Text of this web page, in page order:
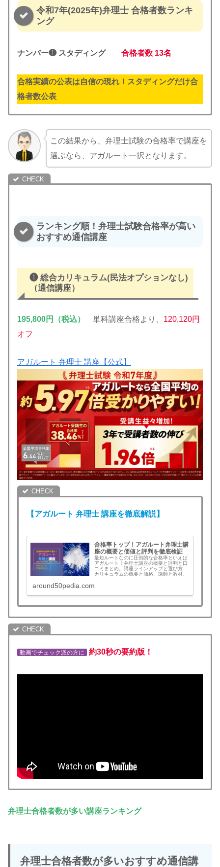
令和7年(2025年)弁理士 合格者数ランキ
ング
ナンバー❶ スタディング 合格者数 13名
合格実績の公表は自信の現れ！スタディングだけ合
格者数公表
この結果から、弁理士試験の合格率で講座を
選ぶなら、アガルート一択となります。
ランキング順！弁理士試験合格率が高い
おすすめ通信講座
❶ 総合カリキュラム(民法オプションなし)
（通信講座）
195,800円（税込） 単科講座合格より、 120,120円
オフ
アガルート 弁理士 講座【公式】
【アガルート 弁理士 講座を徹底解説】
合格率トップ！アガルート弁理士講
座の概要と価値と評判を徹底検証
最短ルートなのに圧倒的な合格率といえば
アガルート！弁理士講座の概要と評判と口
コミまとめ。講座ラインアップと選び方、
カリキュラムの概要と価格、講師と教材、
す。
around50pedia.com
動画でチェック派の方に 約30秒の要約版！
弁理士合格者数が多い講座ランキング
弁理士合格者数が多いおすすめ通信講